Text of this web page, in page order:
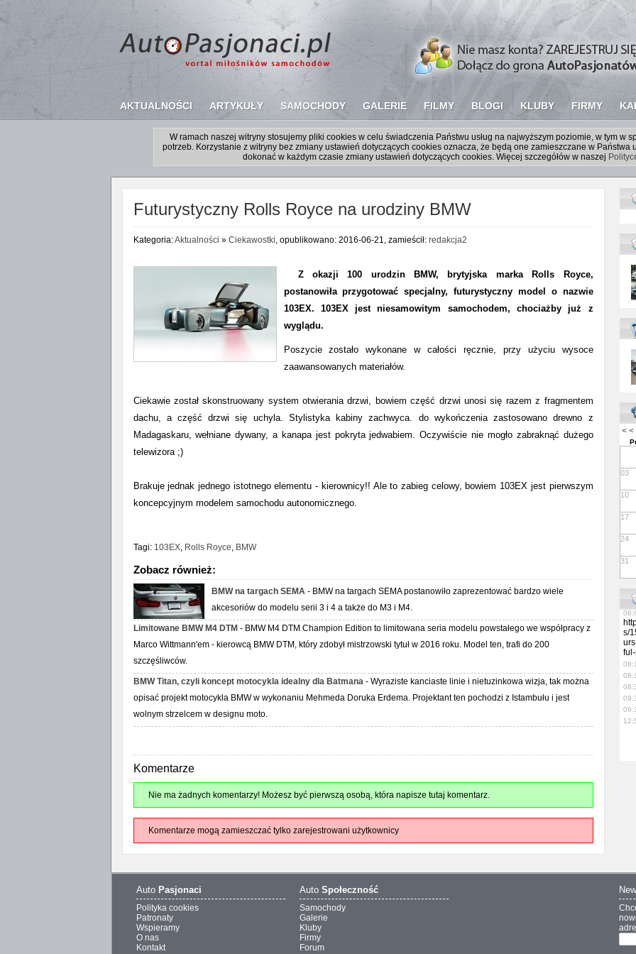
AKTUALNOŚCI ARTYKUŁY SAMOCHODY GALERIE FILMY BLOGI KLUBY FIRMY
W ramach naszej witryny stosujemy pliki cookies w celu świadczenia Państwu usług na najwyższym poziomie, w tym w
potrzeb. Korzystanie z witryny bez zmiany ustawień dotyczących cookies oznacza, że będą one zamieszczane w
dokonać w każdym czasie zmiany ustawień dotyczących cookies. Więcej szczegółów w naszej
Futurystyczny Rolls Royce na urodziny BMW
Kategoria:Aktualności » Ciekawostki, opublikowano: 2016-06-21, zamieścił: redakcja2
Z okazji 100 urodzin BMW, brytyjska marka Rolls Royce,
postanowiła przygotować specjalny, futurystyczny model o nazwie
103EX. 103EX jest niesamowitym samochodem, chociażby już z
wyglądu.
Poszycie zostało wykonane w całości ręcznie, przy użyciu wysoce
zaawansowanych materiałów.
Ciekawie został skonstruowany system otwierania drzwi, bowiem część drzwi unosi się razem z fragmentem
dachu, a część drzwi się uchyla. Stylistyka kabiny zachwyca. do wykończenia zastosowano drewno z
Madagaskaru, wełniane dywany, a kanapa jest pokryta jedwabiem. Oczywiście nie mogło zabraknąć dużego
telewizora ;)
Brakuje jednak jednego istotnego elementu - kierownicy!! Ale to zabieg celowy, bowiem 103EX jest pierwszym
koncepcyjnym modelem samochodu autonomicznego.
Tagi: 103EX, Rolls Royce, BMW
Zobacz również:
BMW na targach SEMA- BMW na targach SEMA postanowiło zaprezentować bardzo wiele
akcesoriów do modelu serii 3 i 4 a także do M3 i M4.
Limitowane BMW M4 DTM - BMW M4 DTM Champion Edition to limitowana seria modelu powstałego we współpracy z
Marco Wittmann'em - kierowcą BMW DTM, który zdobył mistrzowski tytuł w 2016 roku. Model ten, trafi do 200
szczęśliwców.
BMW Titan, czyli koncept motocykla idealny dla Batmana- Wyraziste kanciaste linie i nietuzinkowa wizja, tak można
opisać projekt motocykla BMW w wykonaniu Mehmeda Doruka Erdema. Projektant ten pochodzi z Istambułu i jest
wolnym strzelcem w designu moto.
Komentarze
Nie ma żadnych komentarzy! Możesz być pierwszą osobą, która napisze tutaj komentarz.
Komentarze mogą zamieszczać tylko zarejestrowani użytkownicy
< <
03
10
17
24
31
s/
Auto Pasjonaci
Polityka cookies
Patronaty
Wspieramy
O nas
Kontakt
Auto Społeczność
Samochody
Galerie
Kluby
Firmy
Forum